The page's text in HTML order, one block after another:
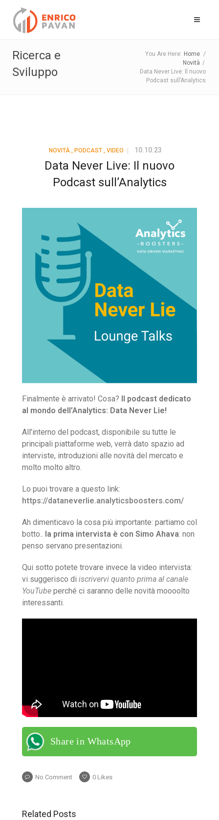
Ricerca e
Sviluppo
You Are Here: Home /
Novità /
Data Never Live: Il nuovo
Podcast sull’Analytics
NOVITÀ, PODCAST, VIDEO 10.10.23
Data Never Live: Il nuovo
Podcast sull’Analytics
Finalmente è arrivato! Cosa? Il podcast dedicato
al mondo dell’Analytics: Data Never Lie!
All’interno del podcast, disponibile su tutte le
principali piattaforme web, verrà dato spazio ad
interviste, introduzioni alle novità del mercato e
molto molto altro.
Lo puoi trovare a questo link:
https://dataneverlie.analyticsboosters.com/
Ah dimenticavo la cosa più importante: partiamo col
botto.. la prima intervista è con Simo Ahava: non
penso servano presentazioni.
Qui sotto potete trovare invece la video intervista:
vi suggerisco di iscrivervi quanto prima al canale
YouTube perché ci saranno delle novità moooolto
interessanti.
Share in WhatsApp
No Comment 0 Likes
Related Posts